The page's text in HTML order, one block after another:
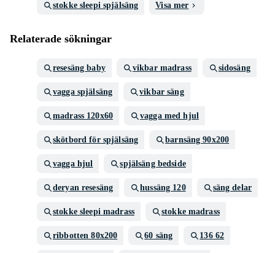
stokke sleepi spjälsäng Visa mer
Relaterade sökningar
resesäng baby vikbar madrass sidosäng
vagga spjälsäng vikbar säng
madrass 120x60 vagga med hjul
skötbord för spjälsäng barnsäng 90x200
vagga hjul spjälsäng bedside
deryan resesäng hussäng 120 säng delar
stokke sleepi madrass stokke madrass
ribbotten 80x200 60 säng 136 62